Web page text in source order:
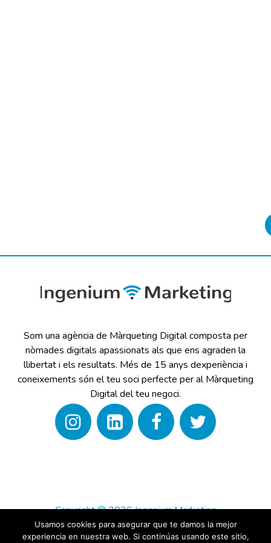
Som una agència de Màrqueting Digital composta per
nòmades digitals apassionats als que ens agraden la
llibertat i els resultats. Més de 15 anys dexperiència i
coneixements són el teu soci perfecte per al Màrqueting
Digital del teu negoci.
Copyright © 2026 Ingenium.Marketing
Disseny perAgencia Marketing Digital
Ingenium.Marketing
Usamos cookies para asegurar que te damos la mejor
experiencia en nuestra web. Si continúas usando este sitio,